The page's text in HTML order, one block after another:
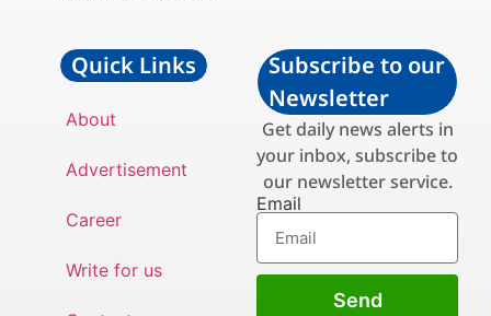
Quick Links
About
Advertisement
Career
Write for us
Subscribe to our
Newsletter
Get daily news alerts in
your inbox, subscribe to
our newsletter service.
Email
Send